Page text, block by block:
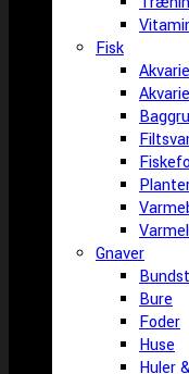
Fisk
Gnaver
Bure
Foder
Huse
Huler